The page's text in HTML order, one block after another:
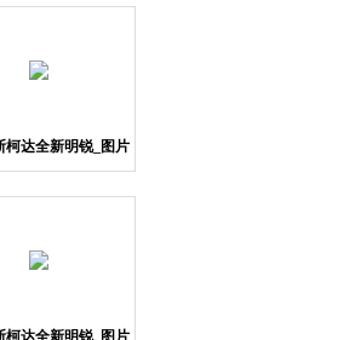
柯达全新明锐_图片
柯达全新明锐_图片